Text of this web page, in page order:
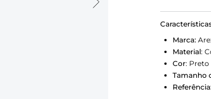
Marca:
Material:
Cor: Preto
Tamanho
Referência: